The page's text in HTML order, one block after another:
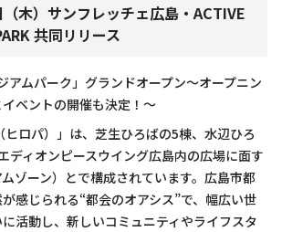
木）サンフレッチェ広島・ACTIVE
共同リリース
アムパーク」グランドオープン～オープニン
ベントの開催も決定！～
ロパ）」は、芝生ひろばの5棟、水辺ひろ
ディオンピースウイング広島内の広場に面す
ゾーン）とで構成されています。広島市都
感じられる“都会のオアシス”で、幅広い世
活動し、新しいコミュニティやライフスタ